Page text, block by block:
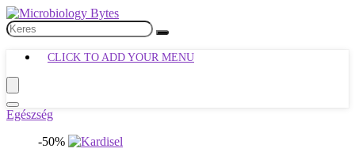
CLICK TO ADD YOUR MENU
Egészség
-50%